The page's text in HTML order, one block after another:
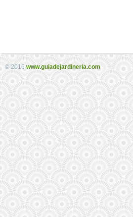
© 2016www.guiadejardineria.com